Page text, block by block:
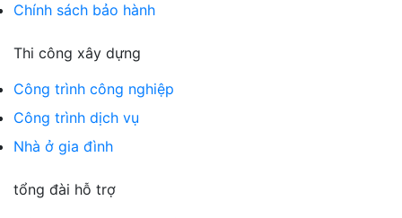
Chính sách bảo hành
Thi công xây dựng
Công trình công nghiệp
Công trình dịch vụ
Nhà ở gia đình
tổng đài hỗ trợ